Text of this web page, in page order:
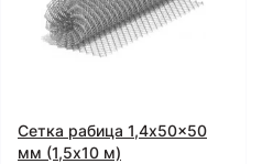
Сетка рабица 1,4x50x50
мм (1,5x10 м)